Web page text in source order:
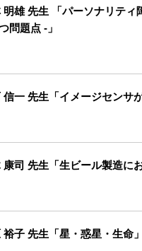
雄 先生 「パーソナリテ
問題点 -」
一 先生「イメージセンサ
司 先生「生ビール製造に
子 先生「星・惑星・生命」